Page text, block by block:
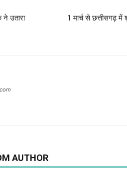
उतारा
1 मार्च से छत्तीसगढ़ में
AUTHOR